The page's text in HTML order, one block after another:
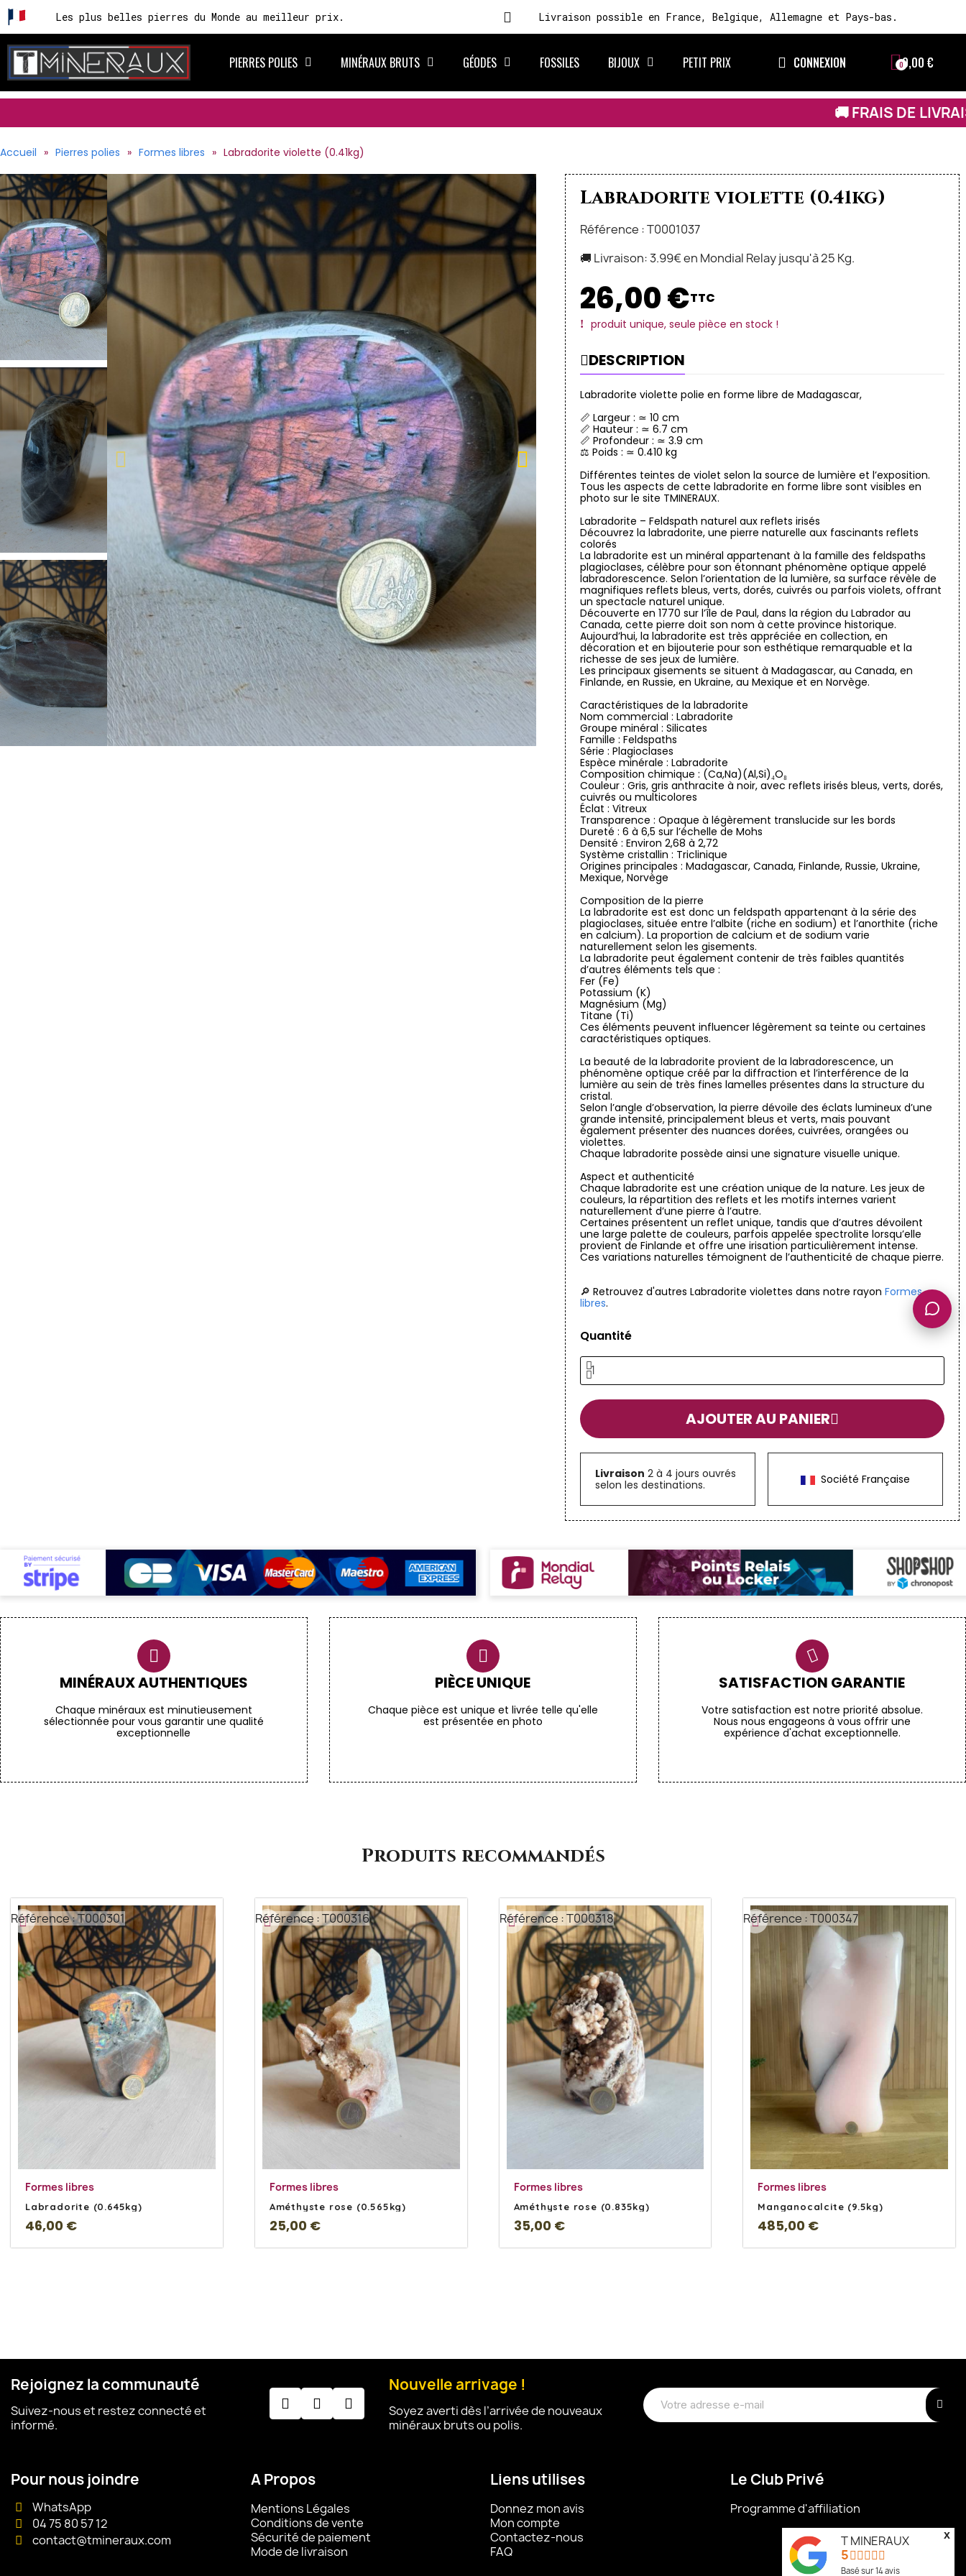
Les plus belles pierres du Monde au meilleur prix. Livraison possible en France, Belgique, Allemagne et Pays-bas.
PIERRES POLIES MINÉRAUX BRUTS GÉODES FOSSILES BIJOUX PETIT PRIX CONNEXION 0,00 €
🚚 FRAIS DE LIVRAISON À 3,99 €
Accueil Pierres polies Formes libres Labradorite violette (0.41kg)
Labradorite violette (0.41kg)
Référence : T0001037
🚚 Livraison: 3.99€ en Mondial Relay jusqu'à 25 Kg.
26,00 €TTC
produit unique, seule pièce en stock !
DESCRIPTION
Labradorite violette polie en forme libre de Madagascar,
📏 Largeur : ≃ 10 cm
📏 Hauteur : ≃ 6.7 cm
📏 Profondeur : ≃ 3.9 cm
⚖️ Poids : ≃ 0.410 kg
Différentes teintes de violet selon la source de lumière et l’exposition.
Tous les aspects de cette labradorite en forme libre sont visibles en
photo sur le site TMINERAUX.
Labradorite – Feldspath naturel aux reflets irisés
Découvrez la labradorite, une pierre naturelle aux fascinants reflets
colorés
La labradorite est un minéral appartenant à la famille des feldspaths
plagioclases, célèbre pour son étonnant phénomène optique appelé
labradorescence. Selon l’orientation de la lumière, sa surface révèle de
magnifiques reflets bleus, verts, dorés, cuivrés ou parfois violets, offrant
un spectacle naturel unique.
Découverte en 1770 sur l’île de Paul, dans la région du Labrador au
Canada, cette pierre doit son nom à cette province historique.
Aujourd’hui, la labradorite est très appréciée en collection, en
décoration et en bijouterie pour son esthétique remarquable et la
richesse de ses jeux de lumière.
Les principaux gisements se situent à Madagascar, au Canada, en
Finlande, en Russie, en Ukraine, au Mexique et en Norvège.
Caractéristiques de la labradorite
Nom commercial : Labradorite
Groupe minéral : Silicates
Famille : Feldspaths
Série : Plagioclases
Espèce minérale : Labradorite
Composition chimique : (Ca,Na)(Al,Si)₄O₈
Couleur : Gris, gris anthracite à noir, avec reflets irisés bleus, verts, dorés,
cuivrés ou multicolores
Éclat : Vitreux
Transparence : Opaque à légèrement translucide sur les bords
Dureté : 6 à 6,5 sur l’échelle de Mohs
Densité : Environ 2,68 à 2,72
Système cristallin : Triclinique
Origines principales : Madagascar, Canada, Finlande, Russie, Ukraine,
Mexique, Norvège
Composition de la pierre
La labradorite est est donc un feldspath appartenant à la série des
plagioclases, située entre l’albite (riche en sodium) et l’anorthite (riche
en calcium). La proportion de calcium et de sodium varie
naturellement selon les gisements.
La labradorite peut également contenir de très faibles quantités
d’autres éléments tels que :
Fer (Fe)
Potassium (K)
Magnésium (Mg)
Titane (Ti)
Ces éléments peuvent influencer légèrement sa teinte ou certaines
caractéristiques optiques.
La beauté de la labradorite provient de la labradorescence, un
phénomène optique créé par la diffraction et l’interférence de la
lumière au sein de très fines lamelles présentes dans la structure du
cristal.
Selon l’angle d’observation, la pierre dévoile des éclats lumineux d’une
grande intensité, principalement bleus et verts, mais pouvant
également présenter des nuances dorées, cuivrées, orangées ou
violettes.
Chaque labradorite possède ainsi une signature visuelle unique.
Aspect et authenticité
Chaque labradorite est une création unique de la nature. Les jeux de
couleurs, la répartition des reflets et les motifs internes varient
naturellement d’une pierre à l’autre.
Certaines présentent un reflet unique, tandis que d’autres dévoilent
une large palette de couleurs, parfois appelée spectrolite lorsqu’elle
provient de Finlande et offre une irisation particulièrement intense.
Ces variations naturelles témoignent de l’authenticité de chaque pierre.
🔎 Retrouvez d'autres Labradorite violettes dans notre rayonFormes
libres.
Quantité
AJOUTER AU PANIER
Livraison 2 à 4 jours ouvrés
selon les destinations.
Société Française
MINÉRAUX AUTHENTIQUES
Chaque minéraux est minutieusement
sélectionnée pour vous garantir une qualité
exceptionnelle
PIÈCE UNIQUE
Chaque pièce est unique et livrée telle qu'elle
est présentée en photo
SATISFACTION GARANTIE
Votre satisfaction est notre priorité absolue.
Nous nous engageons à vous offrir une
expérience d'achat exceptionnelle.
Produits recommandés
En savoir Plus
Formes libres
Labradorite (0.645kg)
46,00 €
Référence : T000301
En savoir Plus
Formes libres
Améthyste rose (0.565kg)
25,00 €
Référence : T000316
En savoir Plus
Formes libres
Améthyste rose (0.835kg)
35,00 €
Référence : T000318
En savoir Plus
Formes libres
Manganocalcite (9.5kg)
485,00 €
Référence : T000347
Rejoignez la communauté
Suivez-nous et restez connecté et
informé.
Nouvelle arrivage !
Soyez averti dès l’arrivée de nouveaux
minéraux bruts ou polis.
Pour nous joindre
WhatsApp
04 75 80 57 12
contact@tmineraux.com
A Propos
Mentions Légales
Conditions de vente
Sécurité de paiement
Mode de livraison
Liens utilises
Donnez mon avis
Mon compte
Contactez-nous
FAQ
Le Club Privé
Programme d'affiliation
T MINERAUX
5
Basé sur14avis
x